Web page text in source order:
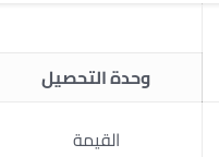
وحدة التحصيل
القيمة